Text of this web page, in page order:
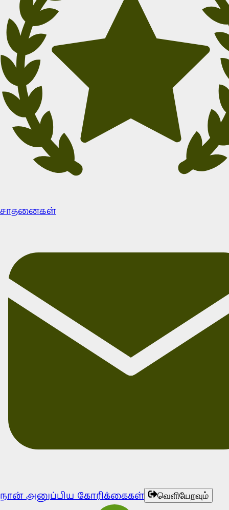
சாதனைகள்
நான் அனுப்பிய கோரிக்கைகள் வெளியேறவும்